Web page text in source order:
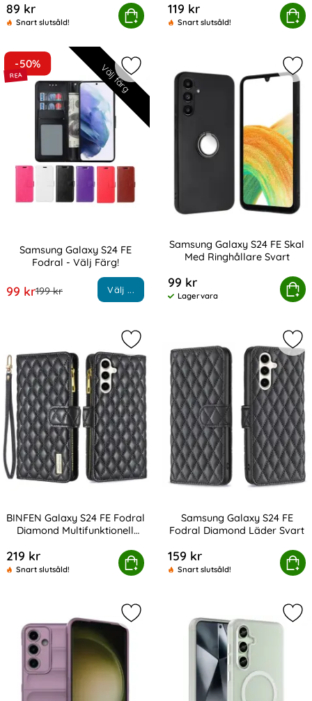
89 kr
Snart slutsåld!
Köp
Galaxy S24 FE Skal TPU Shockproof Transparent
119 kr
Snart slutsåld!
Köp
Samsung Galaxy S24 FE
Välj färg
-50%
Samsung Galaxy S24 FE
Fodral - Välj Färg!
rea pris
99 krtidigare pris
199 kr Välj ...
Markera samsung Galaxy S24 FE
Samsung Galaxy S24 FE Skal
Med Ringhållare Svart
99 kr
Tillgänglighet:
Lagervara
Köp
Samsung Galaxy S24 FE
BINFEN Galaxy S24 FE Fodral
Diamond Multifunktionell
219 kr
Snart slutsåld!
Köp
Galaxy S24 FE Fodral Diamond Multifunktionell Svart
Markera bINFEN Galaxy S24 FE
Samsung Galaxy S24 FE
Fodral Diamond Läder Svart
159 kr
Snart slutsåld!
Köp
Samsung Galaxy S24 FE
Markera samsung Galaxy S24 FE